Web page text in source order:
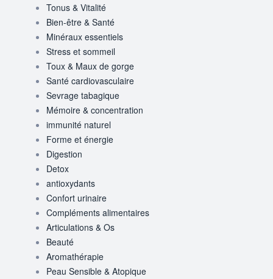
Tonus & Vitalité
Bien-être & Santé
Minéraux essentiels
Stress et sommeil
Toux & Maux de gorge
Santé cardiovasculaire
Sevrage tabagique
Mémoire & concentration
immunité naturel
Forme et énergie
Digestion
Detox
antioxydants
Confort urinaire
Compléments alimentaires
Articulations & Os
Beauté
Aromathérapie
Peau Sensible & Atopique